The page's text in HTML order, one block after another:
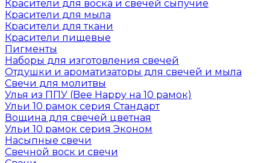
Красители для воска и свечей сыпучие
Красители для мыла
Красители для ткани
Красители пищевые
Пигменты
Наборы для изготовления свечей
Отдушки и ароматизаторы для свечей и мыла
Свечи для молитвы
Улья из ППУ (Bee Happy на 10 рамок)
Ульи 10 рамок серия Стандарт
Вощина для свечей цветная
Ульи 10 рамок серия Эконом
Насыпные свечи
Свечной воск и свечи